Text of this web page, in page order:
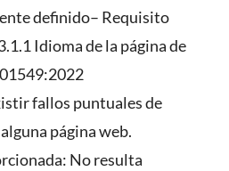
definido– Requisito
Idioma de la página de
fallos puntuales de
página web.
No resulta